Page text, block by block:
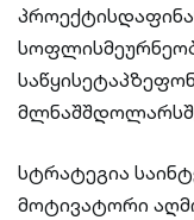
სტრატეგია
მოტივატორი